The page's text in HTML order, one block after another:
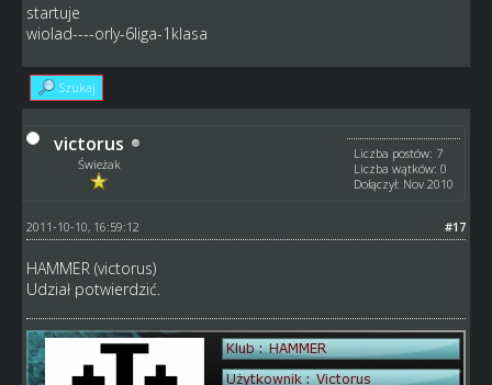
startuje
wiolad----orly-6liga-1klasa
Szukaj
victorus
Świeżak
Liczba postów: 7
Liczba wątków: 0
Dołączył: Nov 2010
#17
2011-10-10, 16:59:12
HAMMER (victorus)
Udział potwierdzić.